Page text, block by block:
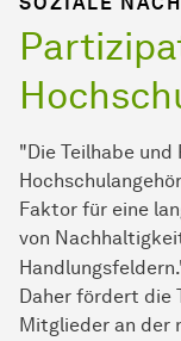
"Die Teilhabe
Faktor für eine
von
Daher fördert die
Mitglieder an der